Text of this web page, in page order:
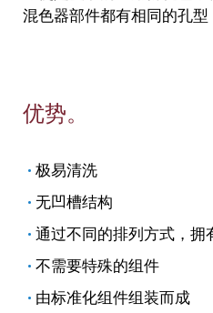
混色器部件都有相同的孔型
优势。
极易清洗
无凹槽结构
通过不同的排列方式，拥
不需要特殊的组件
由标准化组件组装而成